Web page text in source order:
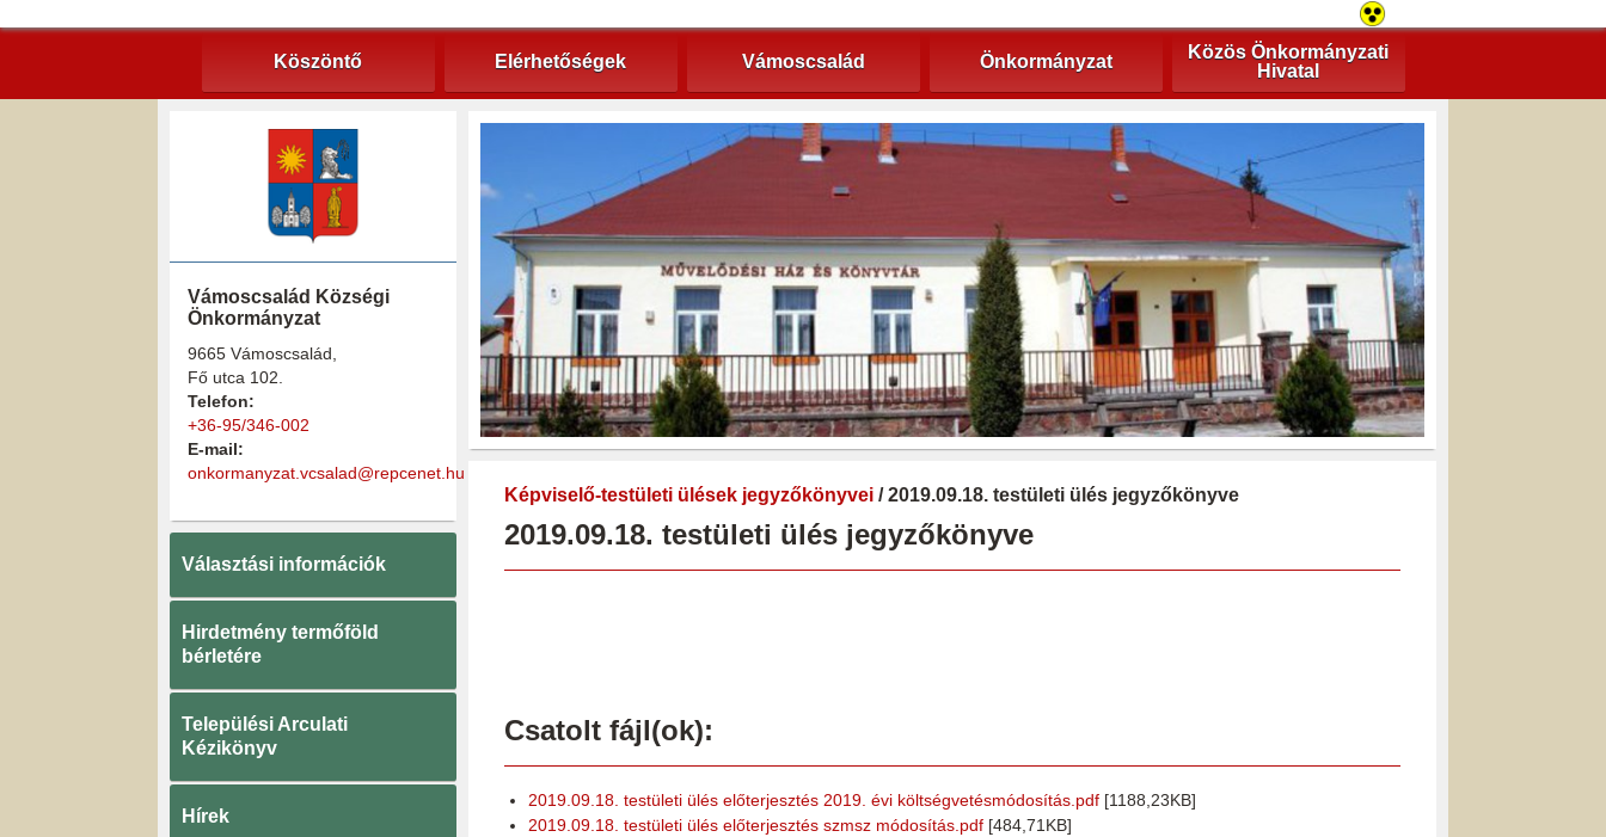
Köszöntő Elérhetőségek Vámoscsalád Önkormányzat
Közös Önkormányzati
Hivatal
Vámoscsalád Községi
Önkormányzat
9665 Vámoscsalád,
Fő utca 102.
Telefon:
+36-95/346-002
E-mail:
onkormanyzat.vcsalad@repcenet.hu
Választási információk
Hirdetmény termőföld
bérletére
Települési Arculati
Kézikönyv
Hírek
Képviselő-testületi ülések jegyzőkönyvei / 2019.09.18. testületi ülés jegyzőkönyve
2019.09.18. testületi ülés jegyzőkönyve
Csatolt fájl(ok):
2019.09.18. testületi ülés előterjesztés 2019. évi költségvetésmódosítás.pdf [1188,23KB]
2019.09.18. testületi ülés előterjesztés szmsz módosítás.pdf [484,71KB]